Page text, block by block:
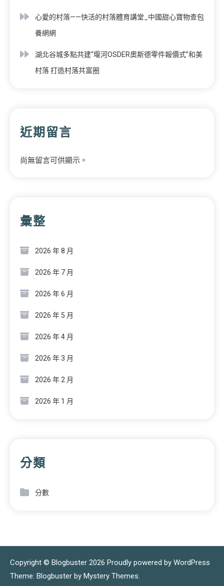
心愛的村落——快活的村落體育講堂_中國甜心寶物查包
養網網
湖北谷城多點共建“堰河OSDER奧斯德零件報價式”和美
村落 打造村落共富圈
近期留言
尚無留言可供顯示。
彙整
2026 年 8 月
2026 年 7 月
2026 年 6 月
2026 年 5 月
2026 年 4 月
2026 年 3 月
2026 年 2 月
2026 年 1 月
分類
分數
Copyright © Blogbuster 2026 Proudly powered by WordPress
Theme: Blogbuster by Mystery Themes